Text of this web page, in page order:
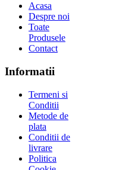
Acasa
Despre noi
Toate
Produsele
Contact
Informatii
Termeni si
Conditii
Metode de
plata
Conditii de
livrare
Politica